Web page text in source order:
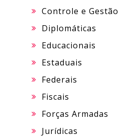
Controle e Gestão
Diplomáticas
Educacionais
Estaduais
Federais
Fiscais
Forças Armadas
Jurídicas